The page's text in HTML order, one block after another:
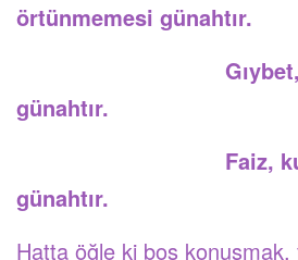
örtünmemesi günahtır.
Gıybet,
günahtır.
Faiz, kumar
günahtır.
Hatta öğle ki boş konuşmak,